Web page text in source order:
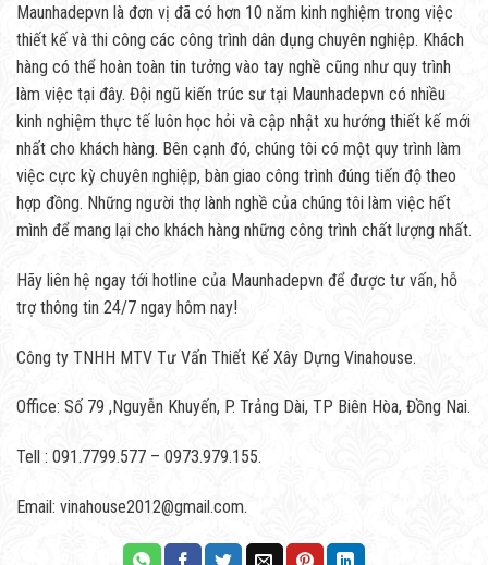
Maunhadepvn là đơn vị đã có hơn 10 năm kinh nghiệm trong việc
thiết kế và thi công các công trình dân dụng chuyên nghiệp. Khách
hàng có thể hoàn toàn tin tưởng vào tay nghề cũng như quy trình
làm việc tại đây. Đội ngũ kiến trúc sư tại Maunhadepvn có nhiều
kinh nghiệm thực tế luôn học hỏi và cập nhật xu hướng thiết kế mới
nhất cho khách hàng. Bên cạnh đó, chúng tôi có một quy trình làm
việc cực kỳ chuyên nghiệp, bàn giao công trình đúng tiến độ theo
hợp đồng. Những người thợ lành nghề của chúng tôi làm việc hết
mình để mang lại cho khách hàng những công trình chất lượng nhất.
Hãy liên hệ ngay tới hotline của Maunhadepvn để được tư vấn, hỗ
trợ thông tin 24/7 ngay hôm nay!
Công ty TNHH MTV Tư Vấn Thiết Kế Xây Dựng Vinahouse.
Office: Số 79 ,Nguyễn Khuyến, P. Trảng Dài, TP Biên Hòa, Đồng Nai.
Tell : 091.7799.577 – 0973.979.155.
Email: vinahouse2012@gmail.com.